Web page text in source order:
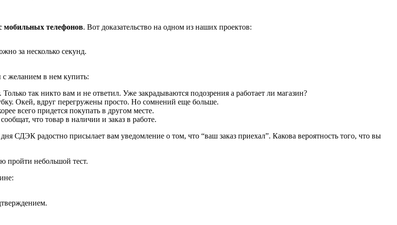
мобильных телефонов. Вот доказательство на одном из наших проектов:
за несколько секунд.
желанием в нем купить:
так никто вам и не ответил. Уже закрадываются подозрения а работает ли магазин?
Окей, вдруг перегружены просто. Но сомнений еще больше.
всего придется покупать в другом месте.
что товар в наличии и заказ в работе.
дня СДЭК радостно присылает вам уведомление о том, что “ваш заказ приехал”. Какова вероятность того, что вы
пройти небольшой тест.